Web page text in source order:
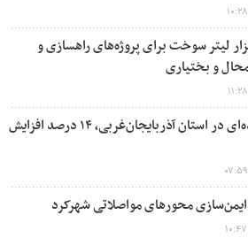
۳۵۰ هزار لیتر سوخت برای پروژه‌های راهسازی و
و بختیاری
سفرهای جاده‌ای در استان آذربایجان‌غربی، ۱۴ درصد افزایش
محورهای مواصلاتی شهرکرد